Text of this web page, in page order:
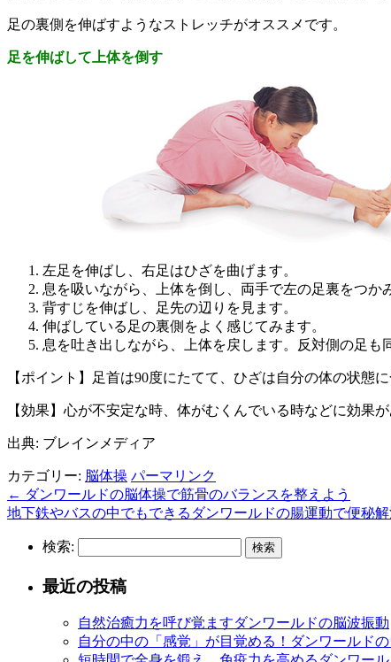
足の裏側を伸ばすようなストレッチがオススメです。
足を伸ばして上体を倒す
左足を伸ばし、右足はひざを曲げます。
息を吸いながら、上体を倒し、両手で左の足裏をつか
背すじを伸ばし、足先の辺りを見ます。
伸ばしている足の裏側をよく感じてみます。
息を吐き出しながら、上体を戻します。反対側の足も
【ポイント】足首は90度にたてて、ひざは自分の体の状態
【効果】心が不安定な時、体がむくんでいる時などに効果が
出典: ブレインメディア
カテゴリー: 脳体操 パーマリンク
← ダンワールドの脳体操で筋骨のバランスを整えよう
地下鉄やバスの中でもできるダンワールドの腸運動で便秘解
検索:
最近の投稿
自然治癒力を呼び覚ますダンワールドの脳波振動
自分の中の「感覚」が目覚める！ダンワールド